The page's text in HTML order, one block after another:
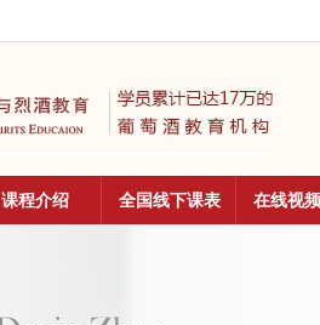
课程介绍 全国线下课表 在线视